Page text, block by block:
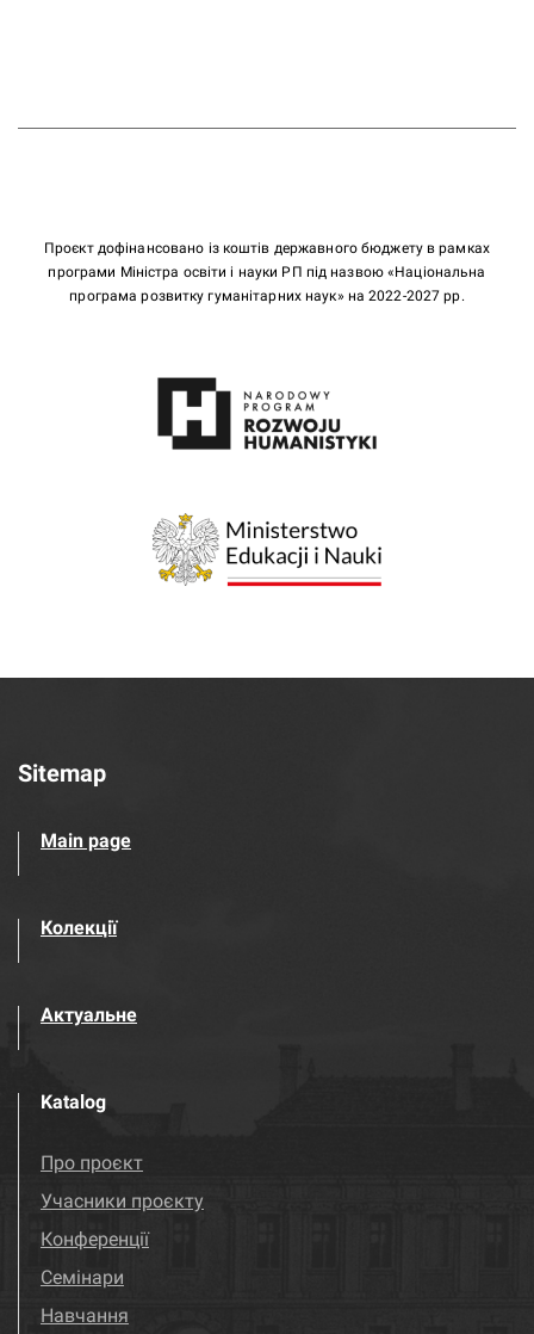
Проєкт дофінансовано із коштів державного бюджету в рамках
програми Міністра освіти і науки РП під назвою «Національна
програма розвитку гуманітарних наук» на 2022-2027 рр.
Sitemap
Main page
Колекції
Актуальне
Katalog
Про проєкт
Учасники проєкту
Конференції
Семінари
Навчання